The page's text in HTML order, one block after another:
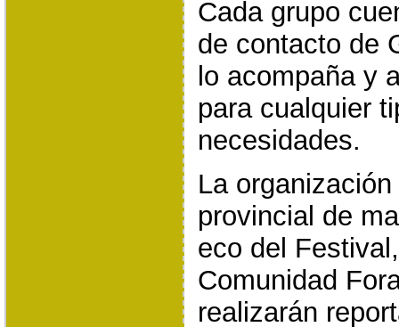
Cada grupo
de contacto de
lo acompaña y
para cualquier
necesidades.
La
provincial de
eco del
Comunidad
realizarán